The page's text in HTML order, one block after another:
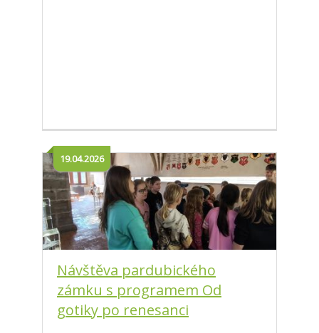
Návštěva pardubického
zámku s programem Od
gotiky po renesanci
19.04.2026